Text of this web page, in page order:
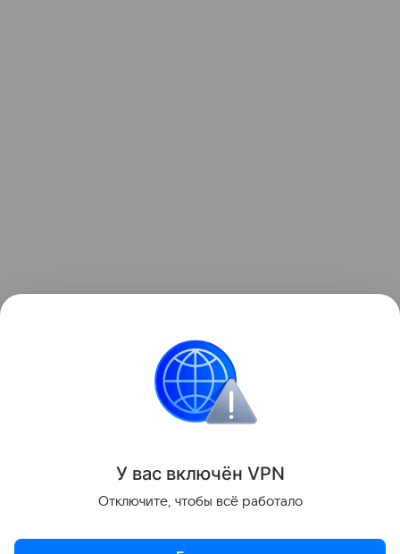
У вас включён VPN
Отключите, чтобы всё работало